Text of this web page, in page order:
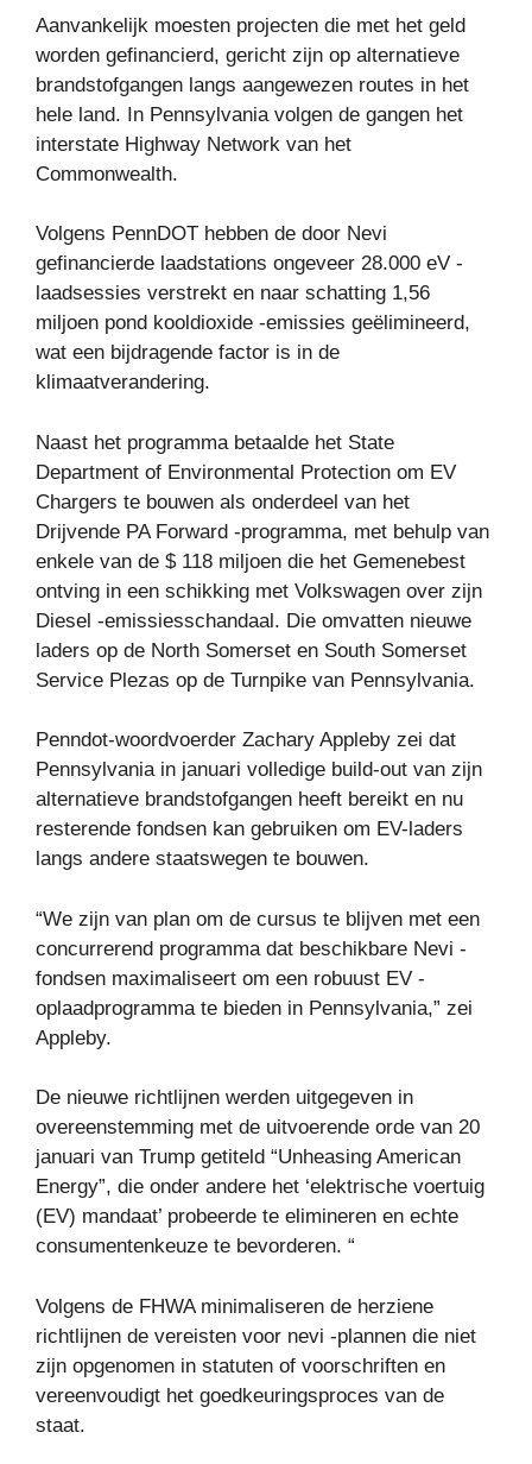
Aanvankelijk moesten projecten die met het geld
worden gefinancierd, gericht zijn op alternatieve
brandstofgangen langs aangewezen routes in het
hele land. In Pennsylvania volgen de gangen het
interstate Highway Network van het
Commonwealth.
Volgens PennDOT hebben de door Nevi
gefinancierde laadstations ongeveer 28.000 eV -
laadsessies verstrekt en naar schatting 1,56
miljoen pond kooldioxide -emissies geëlimineerd,
wat een bijdragende factor is in de
klimaatverandering.
Naast het programma betaalde het State
Department of Environmental Protection om EV
Chargers te bouwen als onderdeel van het
Drijvende PA Forward -programma, met behulp van
enkele van de $ 118 miljoen die het Gemenebest
ontving in een schikking met Volkswagen over zijn
Diesel -emissiesschandaal. Die omvatten nieuwe
laders op de North Somerset en South Somerset
Service Plezas op de Turnpike van Pennsylvania.
Penndot-woordvoerder Zachary Appleby zei dat
Pennsylvania in januari volledige build-out van zijn
alternatieve brandstofgangen heeft bereikt en nu
resterende fondsen kan gebruiken om EV-laders
langs andere staatswegen te bouwen.
“We zijn van plan om de cursus te blijven met een
concurrerend programma dat beschikbare Nevi -
fondsen maximaliseert om een ​​robuust EV -
oplaadprogramma te bieden in Pennsylvania,” zei
Appleby.
De nieuwe richtlijnen werden uitgegeven in
overeenstemming met de uitvoerende orde van 20
januari van Trump getiteld “Unheasing American
Energy”, die onder andere het ‘elektrische voertuig
(EV) mandaat’ probeerde te elimineren en echte
consumentenkeuze te bevorderen. “
Volgens de FHWA minimaliseren de herziene
richtlijnen de vereisten voor nevi -plannen die niet
zijn opgenomen in statuten of voorschriften en
vereenvoudigt het goedkeuringsproces van de
staat.